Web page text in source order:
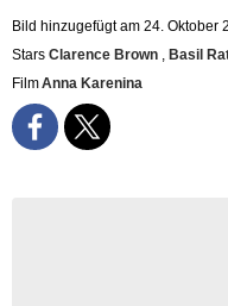
Bild hinzugefügt am 24. Oktober
Stars Clarence Brown , Basil
FilmAnna Karenina